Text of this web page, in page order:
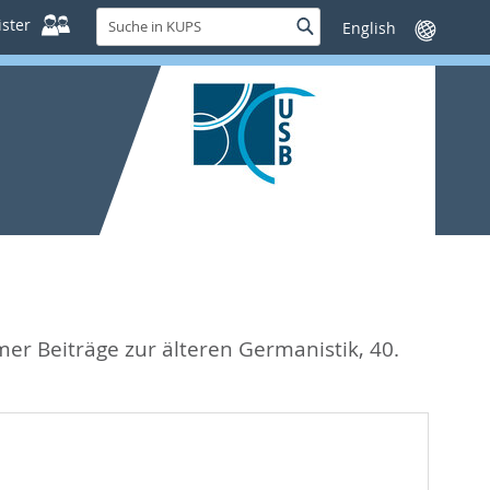
Suche
in
KUPS
SucheSprache
wechseln
Beiträge zur älteren Germanistik, 40.